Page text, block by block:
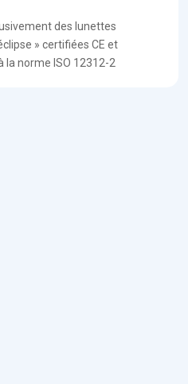
des lunettes
» certifiées CE et
la norme ISO 12312-2